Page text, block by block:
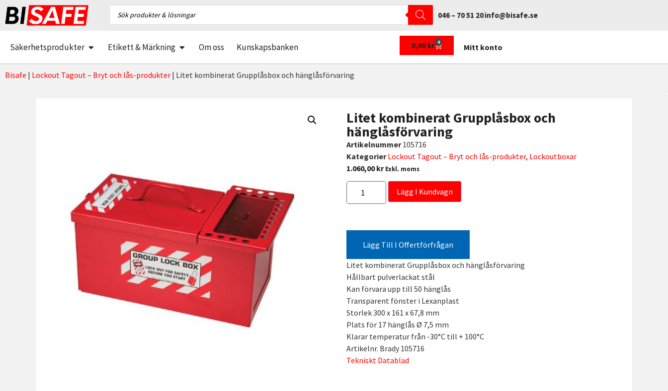
046 – 70 51 20info@bisafe.se
Säkerhetsprodukter Etikett & Märkning Om oss Kunskapsbanken 0,00 kr 0
Mitt konto
Bisafe | Lockout Tagout – Bryt och lås-produkter | Litet kombinerat Grupplåsbox och hänglåsförvaring
Litet kombinerat Grupplåsbox och
hänglåsförvaring
Artikelnummer105716
Kategorier Lockout Tagout – Bryt och lås-produkter, Lockoutboxar
1.060,00kr Exkl. moms
Lägg I Kundvagn
Lägg Till I Offertförfrågan
Litet kombinerat Grupplåsbox och hänglåsförvaring
Hållbart pulverlackat stål
Kan förvara upp till 50 hänglås
Transparent fönster i Lexanplast
Storlek 300 x 161 x 67,8 mm
Plats för 17 hänglås Ø 7,5 mm
Klarar temperatur från -30°C till + 100°C
Artikelnr. Brady 105716
Tekniskt Datablad